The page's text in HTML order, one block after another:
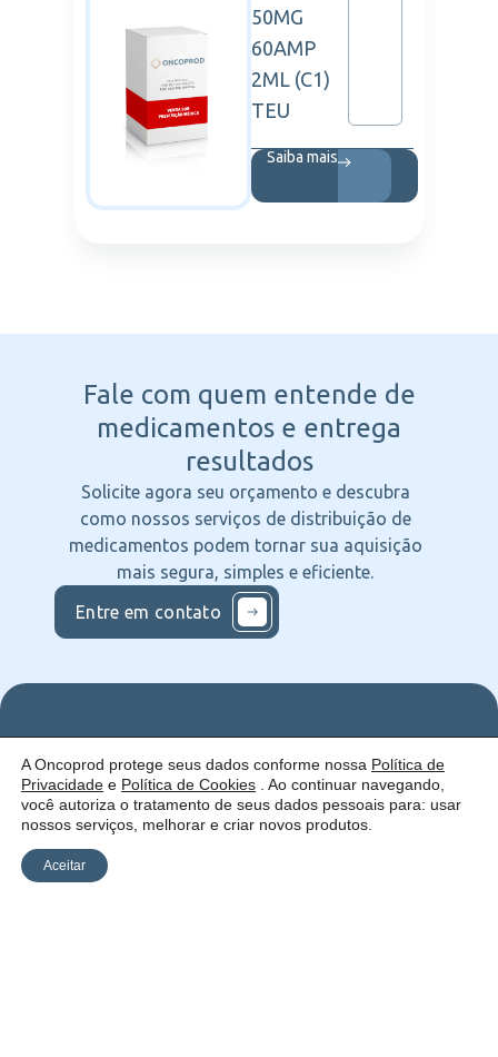
50MG
60AMP
2ML (C1)
TEU
Saiba mais
Fale com quem entende de
medicamentos e entrega
resultados
Solicite agora seu orçamento e descubra
como nossos serviços de distribuição de
medicamentos podem tornar sua aquisição
mais segura, simples e eficiente.
Entre em contato
Uma empresa:
Quem
somos
Como
atuamos
ofercemos
Serviços
Catálogo
Siga
nas
Redes
A Oncoprod protege seus dados conforme nossa Política de
Privacidade e Política de Cookies . Ao continuar navegando,
você autoriza o tratamento de seus dados pessoais para: usar
nossos serviços, melhorar e criar novos produtos.
Aceitar